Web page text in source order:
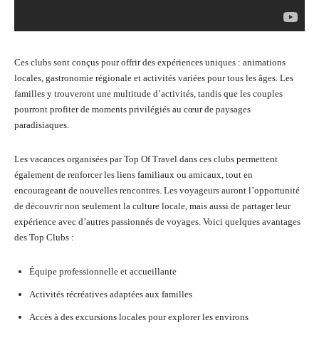
Ces clubs sont conçus pour offrir des expériences uniques : animations
locales, gastronomie régionale et activités variées pour tous les âges. Les
familles y trouveront une multitude d’activités, tandis que les couples
pourront profiter de moments privilégiés au cœur de paysages
paradisiaques.
Les vacances organisées par Top Of Travel dans ces clubs permettent
également de renforcer les liens familiaux ou amicaux, tout en
encourageant de nouvelles rencontres. Les voyageurs auront l’opportunité
de découvrir non seulement la culture locale, mais aussi de partager leur
expérience avec d’autres passionnés de voyages. Voici quelques avantages
des Top Clubs :
Équipe professionnelle et accueillante
Activités récréatives adaptées aux familles
Accès à des excursions locales pour explorer les environs